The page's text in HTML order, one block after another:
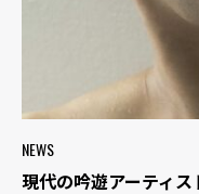
NEWS
現代の吟遊アーティ